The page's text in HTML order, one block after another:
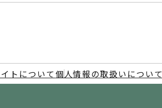
トについて 個人情報の取扱いについて